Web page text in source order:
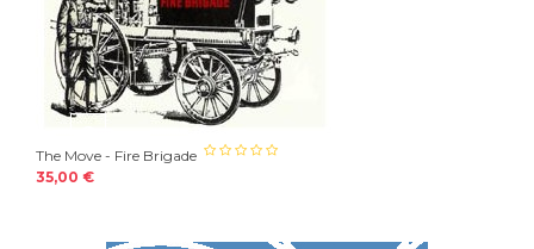
The Move - Fire Brigade
35,00 €